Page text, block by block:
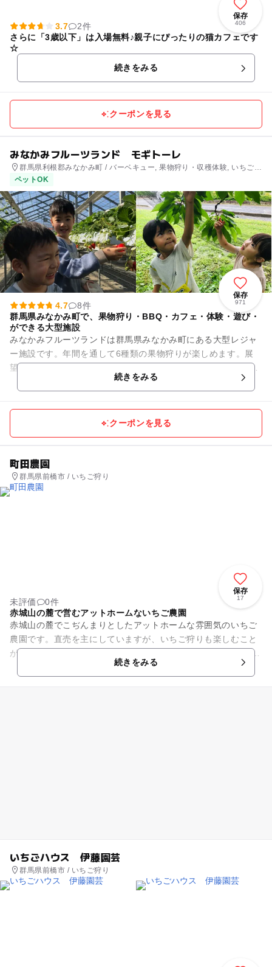
保存
406
3.7
2件
さらに「3歳以下」は入場無料♪親子にぴったりの猫カフェです
☆
続きをみる
クーポンを見る
みなかみフルーツランド モギトーレ
群馬県利根郡みなかみ町 / バーベキュー, 果物狩り・収穫体験, いちご狩
り, レストラン・カフェ, 自然体験・アクティビティ
ペットOK
保存
971
4.7
8件
群馬県みなかみ町で、果物狩り・BBQ・カフェ・体験・遊び・
ができる大型施設
みなかみフルーツランドは群馬県みなかみ町にある大型レジャ
ー施設です。年間を通して6種類の果物狩りが楽しめます。展
望抜群・半屋外のBBQレストラン。テラス席も併設されたスウ
ィーツ＆ジェラートがメイ...続きをみる
クーポンを見る
町田農園
群馬県前橋市 / いちご狩り
保存
17
未評価
0件
赤城山の麓で営むアットホームないちご農園
赤城山の麓でこぢんまりとしたアットホームな雰囲気のいちご
農園です。直売を主にしていますが、いちご狩りも楽しむこと
ができます。 ハウスの中は高設栽培担っていて、ベビーカーで
続きをみる
いちごハウス 伊藤園芸
群馬県前橋市 / いちご狩り